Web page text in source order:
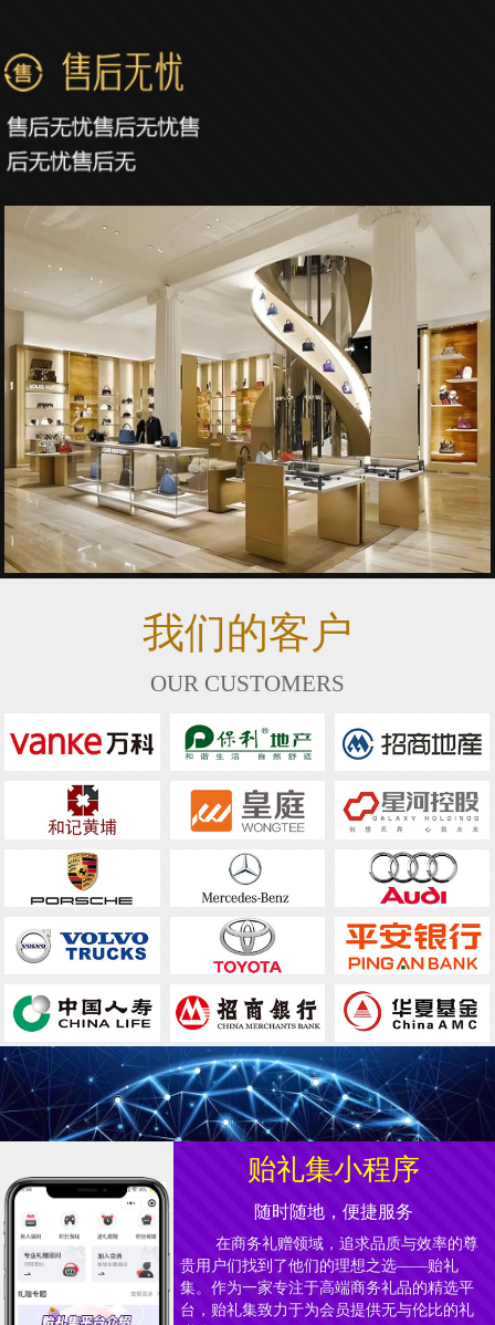
我们的客户
OUR CUSTOMERS
贻礼集小程序
随时随地，便捷服务
在商务礼赠领域，追求品质与效率的尊
贵用户们找到了他们的理想之选——贻礼
集。作为一家专注于高端商务礼品的精选平
台，贻礼集致力于为会员提供无与伦比的礼